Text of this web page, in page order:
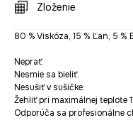
Zloženie
80 % Viskóza, 15 % Ľan, 5 %
Neprať.
Nesmie sa bieliť.
Nesušiť v sušičke.
Žehliť pri maximálnej teplote
Odporúča sa profesionálne